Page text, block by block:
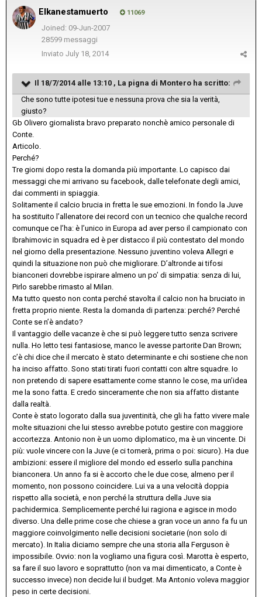
Elkanestamuerto 11069
Joined: 09-Jun-2007
28599 messaggi
Inviato July 18, 2014
Il 18/7/2014 alle 13:10 , La pigna di Montero ha scritto:
Che sono tutte ipotesi tue e nessuna prova che sia la verità,
giusto?
Gb Olivero giornalista bravo preparato nonchè amico personale di
Conte.
Articolo.
Perché?
Tre giorni dopo resta la domanda più importante. Lo capisco dai
messaggi che mi arrivano su facebook, dalle telefonate degli amici,
dai commenti in spiaggia.
Solitamente il calcio brucia in fretta le sue emozioni. In fondo la Juve
ha sostituito l’allenatore dei record con un tecnico che qualche record
comunque ce l’ha: è l’unico in Europa ad aver perso il campionato con
Ibrahimovic in squadra ed è per distacco il più contestato del mondo
nel giorno della presentazione. Nessuno juventino voleva Allegri e
quindi la situazione non può che migliorare. D’altronde ai tifosi
bianconeri dovrebbe ispirare almeno un po’ di simpatia: senza di lui,
Pirlo sarebbe rimasto al Milan.
Ma tutto questo non conta perché stavolta il calcio non ha bruciato in
fretta proprio niente. Resta la domanda di partenza: perché? Perché
Conte se n’è andato?
Il vantaggio delle vacanze è che si può leggere tutto senza scrivere
nulla. Ho letto tesi fantasiose, manco le avesse partorite Dan Brown;
c’è chi dice che il mercato è stato determinante e chi sostiene che non
ha inciso affatto. Sono stati tirati fuori contatti con altre squadre. Io
non pretendo di sapere esattamente come stanno le cose, ma un’idea
me la sono fatta. E credo sinceramente che non sia affatto distante
dalla realtà.
Conte è stato logorato dalla sua juventinità, che gli ha fatto vivere male
molte situazioni che lui stesso avrebbe potuto gestire con maggiore
accortezza. Antonio non è un uomo diplomatico, ma è un vincente. Di
più: vuole vincere con la Juve (e ci tornerà, prima o poi: sicuro). Ha due
ambizioni: essere il migliore del mondo ed esserlo sulla panchina
bianconera. Un anno fa si è accorto che le due cose, almeno per il
momento, non possono coincidere. Lui va a una velocità doppia
rispetto alla società, e non perché la struttura della Juve sia
pachidermica. Semplicemente perché lui ragiona e agisce in modo
diverso. Una delle prime cose che chiese a gran voce un anno fa fu un
maggiore coinvolgimento nelle decisioni societarie (non solo di
mercato). In Italia diciamo sempre che una storia alla Ferguson è
impossibile. Ovvio: non la vogliamo una figura così. Marotta è esperto,
sa fare il suo lavoro e soprattutto (non va mai dimenticato, a Conte è
successo invece) non decide lui il budget. Ma Antonio voleva maggior
peso in certe decisioni.